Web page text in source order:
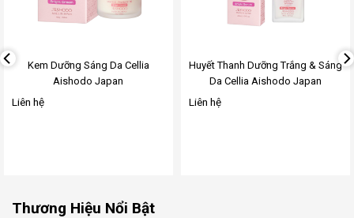
Kem Dưỡng Sáng Da Cellia
Aishodo Japan
Liên hệ
Huyết Thanh Dưỡng Trắng & Sáng
Da Cellia Aishodo Japan
Liên hệ
Thương Hiệu Nổi Bật